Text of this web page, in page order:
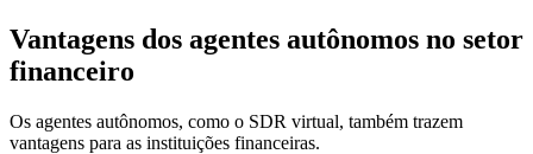
Vantagens dos agentes autônomos no setor
financeiro
Os agentes autônomos, como o SDR virtual, também trazem
vantagens para as instituições financeiras.